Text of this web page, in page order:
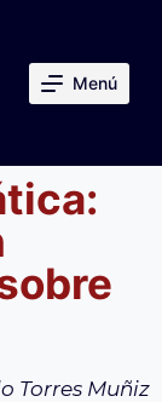
Menú
Torres Muñiz